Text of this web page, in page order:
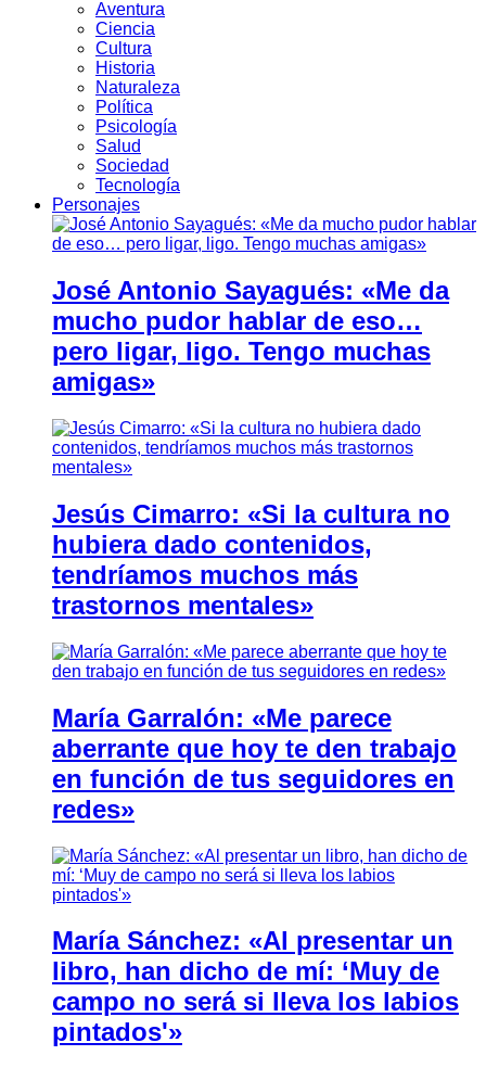
Aventura
Ciencia
Cultura
Historia
Naturaleza
Política
Psicología
Salud
Sociedad
Tecnología
Personajes
José Antonio Sayagués: «Me da
mucho pudor hablar de eso…
pero ligar, ligo. Tengo muchas
amigas»
Jesús Cimarro: «Si la cultura no
hubiera dado contenidos,
tendríamos muchos más
trastornos mentales»
María Garralón: «Me parece
aberrante que hoy te den trabajo
en función de tus seguidores en
redes»
María Sánchez: «Al presentar un
libro, han dicho de mí: ‘Muy de
campo no será si lleva los labios
pintados'»